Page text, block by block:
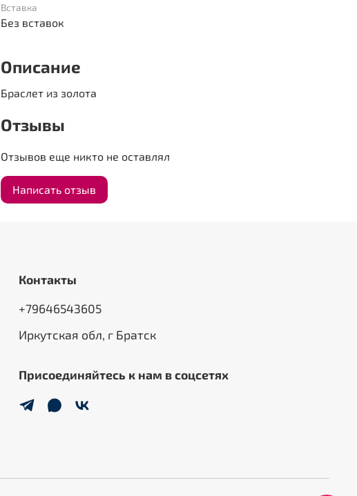
Вставка
Без вставок
Описание
Браслет из золота
Отзывы
Отзывов еще никто не оставлял
Написать отзыв
Контакты
+79646543605
Иркутская обл, г Братск
Присоединяйтесь к нам в соцсетях